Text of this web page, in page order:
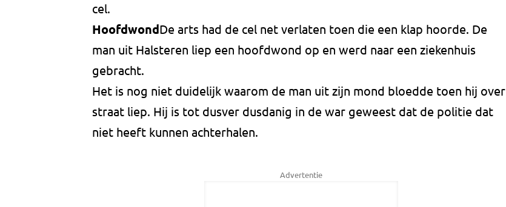
cel.
HoofdwondDe arts had de cel net verlaten toen die een klap hoorde. De
man uit Halsteren liep een hoofdwond op en werd naar een ziekenhuis
gebracht.
Het is nog niet duidelijk waarom de man uit zijn mond bloedde toen hij over
straat liep. Hij is tot dusver dusdanig in de war geweest dat de politie dat
niet heeft kunnen achterhalen.
Advertentie